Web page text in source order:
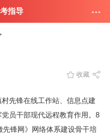
指导
收藏
先锋在线工作站、信息点建
员干部现代远程教育作用。8
锋网》网络体系建设骨干培